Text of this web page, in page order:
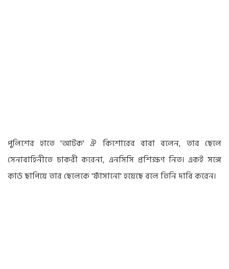
পুলিশের হাতে 'আটক' ঐ কিশোরের বাবা বলেন, তার ছেলে
সেনাবাহিনীতে চাকরী করেনা, এনসিসি প্রশিক্ষণ নিত। একই সঙ্গে
কার্ড ছাপিয়ে তার ছেলেকে 'ফাঁসানো' হয়েছে বলে তিনি দাবি করেন।